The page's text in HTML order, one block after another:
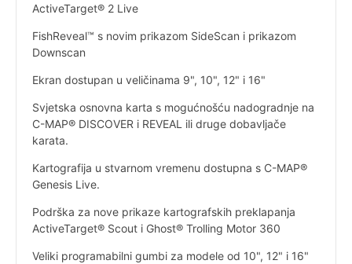
ActiveTarget® 2 Live
FishReveal™ s novim prikazom SideScan i prikazom
Downscan
Ekran dostupan u veličinama 9", 10", 12" i 16"
Svjetska osnovna karta s mogućnošću nadogradnje na
C-MAP® DISCOVER i REVEAL ili druge dobavljače
karata.
Kartografija u stvarnom vremenu dostupna s C-MAP®
Genesis Live.
Podrška za nove prikaze kartografskih preklapanja
ActiveTarget® Scout i Ghost® Trolling Motor 360
Veliki programabilni gumbi za modele od 10", 12" i 16"